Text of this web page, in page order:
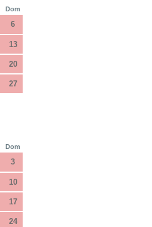
Dom
6
13
20
27
Dom
3
10
17
24